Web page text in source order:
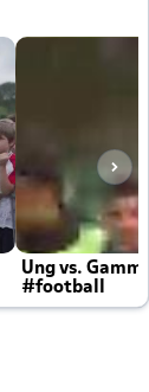
Ung vs.
#football